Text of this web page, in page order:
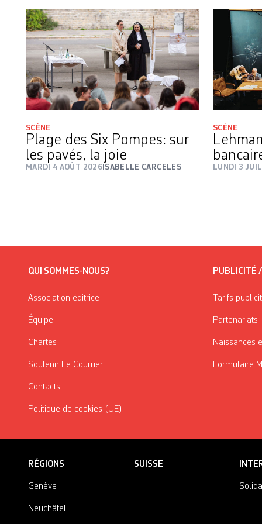
SCÈNE
Plage des Six Pompes: sur
les pavés, la joie
MARDI 4 AOÛT 2026ISABELLE CARCELES
SCÈNE
LUNDI 3
QUI SOMMES-NOUS?
Association éditrice
Équipe
Chartes
Soutenir Le Courrier
Contacts
Politique de cookies (UE)
PUBLICITÉ
Tarifs
Partenariats
Naissances
Formulaire
RÉGIONS
Genève
Neuchâtel
SUISSE